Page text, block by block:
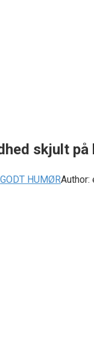
skjult på
GODT HUMØRAuthor: